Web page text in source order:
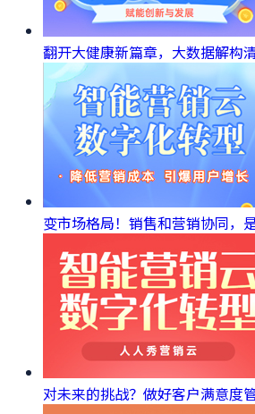
翻开大健康新篇章，大数据解构
变市场格局！销售和营销协同，
对未来的挑战？做好客户满意度